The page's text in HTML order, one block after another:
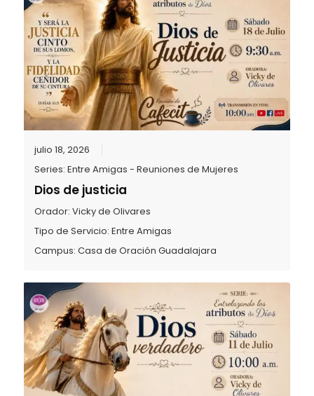
julio 18, 2026
Series:Entre Amigas - Reuniones de Mujeres
Dios de justicia
Orador:Vicky de Olivares
Tipo de Servicio:Entre Amigas
Campus:Casa de Oración Guadalajara